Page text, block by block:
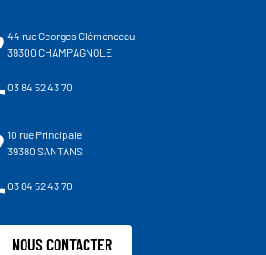
44 rue Georges Clémenceau
39300 CHAMPAGNOLE
03 84 52 43 70
10 rue Principale
39380 SANTANS
03 84 52 43 70
NOUS CONTACTER